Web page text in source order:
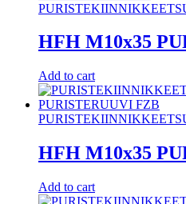
PURISTEKIINNIKKEET
HFH M10x35
Add to cart
PURISTEKIINNIKKEET
HFH M10x35
Add to cart